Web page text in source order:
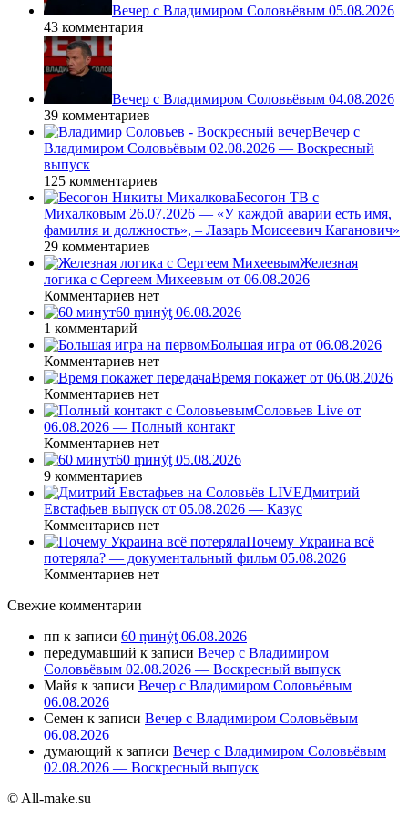
Вечер с Владимиром Соловьёвым 05.08.2026
43 комментария
Вечер с Владимиром Соловьёвым 04.08.2026
39 комментариев
Вечер с
Владимиром Соловьёвым 02.08.2026 — Воскресный
выпуск
125 комментариев
Бесогон ТВ с
Михалковым 26.07.2026 — «У каждой аварии есть имя,
фамилия и должность», – Лазарь Моисеевич Каганович»
29 комментариев
Железная
логика с Сергеем Михеевым от 06.08.2026
Комментариев нет
60 ṃинẏƫ 06.08.2026
1 комментарий
Большая игра от 06.08.2026
Комментариев нет
Время покажет от 06.08.2026
Комментариев нет
Соловьев Live от
06.08.2026 — Полный контакт
Комментариев нет
60 ṃинẏƫ 05.08.2026
9 комментариев
Дмитрий
Евстафьев выпуск от 05.08.2026 — Казус
Комментариев нет
Почему Украина всё
потеряла? — документальный фильм 05.08.2026
Комментариев нет
Свежие комментарии
пп к записи 60 ṃинẏƫ 06.08.2026
передумавший к записи Вечер с Владимиром
Соловьёвым 02.08.2026 — Воскресный выпуск
Майя к записи Вечер с Владимиром Соловьёвым
06.08.2026
Семен к записи Вечер с Владимиром Соловьёвым
06.08.2026
думающий к записи Вечер с Владимиром Соловьёвым
02.08.2026 — Воскресный выпуск
© All-make.su